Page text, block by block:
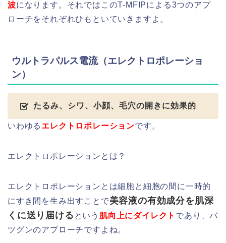
波になります。それではこのT-MFIPによる3つのアプ
ローチをそれぞれひもといていきますよ。
ウルトラパルス電流（エレクトロポレーショ
ン）
たるみ、シワ、小顔、毛穴の開きに効果的
いわゆる エレクトロポレーションです。
エレクトロポレーションとは？
エレクトロポレーションとは細胞と細胞の間に一時的
にすき間を生み出すことで美容液の有効成分を肌深
くに送り届ける という 肌向上にダイレクト であり、バ
ツグンのアプローチですよね。